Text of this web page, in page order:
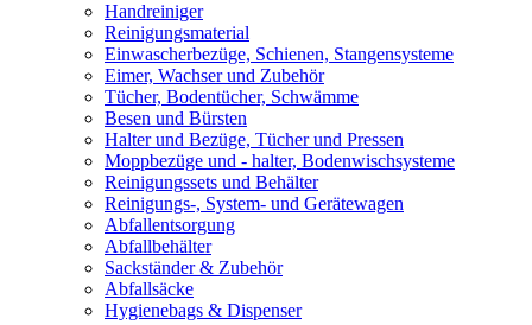
Handreiniger
Reinigungsmaterial
Einwascherbezüge, Schienen, Stangensysteme
Eimer, Wachser und Zubehör
Tücher, Bodentücher, Schwämme
Besen und Bürsten
Halter und Bezüge, Tücher und Pressen
Moppbezüge und - halter, Bodenwischsysteme
Reinigungssets und Behälter
Reinigungs-, System- und Gerätewagen
Abfallentsorgung
Abfallbehälter
Sackständer & Zubehör
Abfallsäcke
Hygienebags & Dispenser